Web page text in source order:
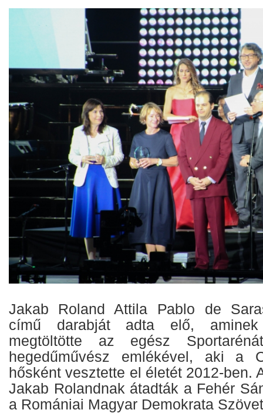
Jakab Roland Attila Pablo de
című darabját adta elő,
megtöltötte az egész
hegedűművész emlékével, aki a
hősként vesztette el életét 2012-ben.
Jakab Rolandnak átadták a Fehér
a Romániai Magyar Demokrata